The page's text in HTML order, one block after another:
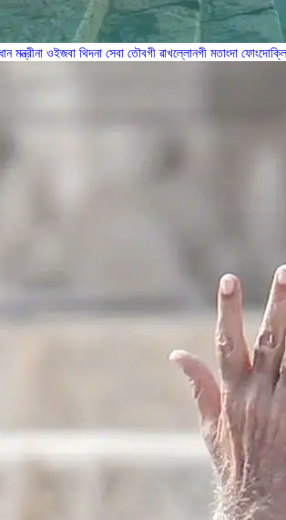
মন্ত্রীনা ওইজবা থিদনা সেবা তৌবগী ৱাখল্লোনগী মতাংদা